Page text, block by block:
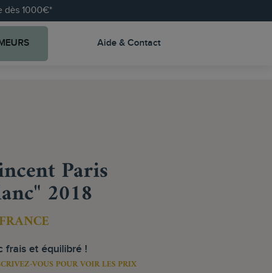
dès 1000€*
Aide & Contact
Paris
2018
frais et équilibré !
VOUS POUR VOIR LES PRIX